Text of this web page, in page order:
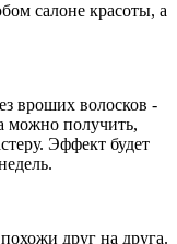
салоне красоты, а
вроших волосков -
можно получить,
Эффект будет
друг на друга.